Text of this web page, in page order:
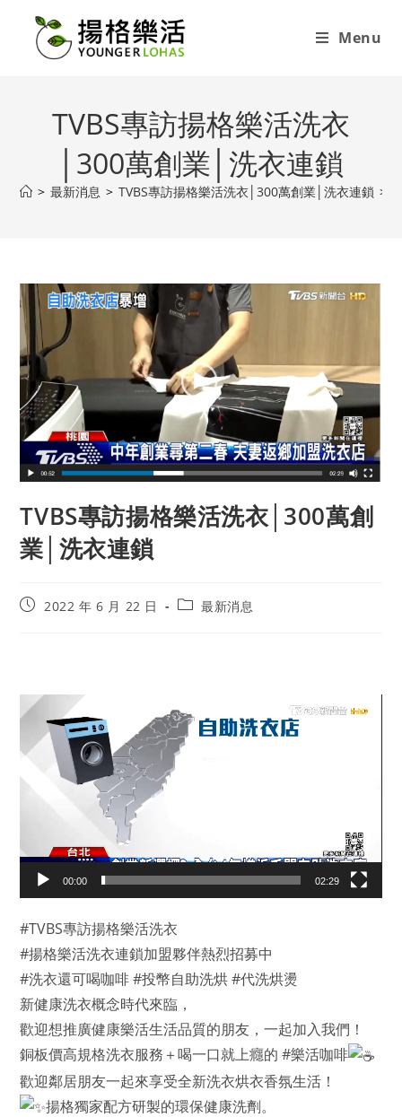
Menu
TVBS專訪揚格樂活洗衣
│300萬創業│洗衣連鎖
> 最新消息 > TVBS專訪揚格樂活洗衣│300萬創業│洗衣連鎖 >
TVBS專訪揚格樂活洗衣│300萬創
業│洗衣連鎖
2022 年 6 月 22 日 最新消息
視
播
放
00:00 02:29
#TVBS專訪揚格樂活洗衣
#揚格樂活洗衣連鎖加盟夥伴熱烈招募中
#洗衣還可喝咖啡 #投幣自助洗烘 #代洗烘燙
新健康洗衣概念時代來臨，
歡迎想推廣健康樂活生活品質的朋友，一起加入我們！
銅板價高規格洗衣服務＋喝一口就上癮的 #樂活咖啡
歡迎鄰居朋友一起來享受全新洗衣烘衣香氛生活！
揚格獨家配方研製的環保健康洗劑。